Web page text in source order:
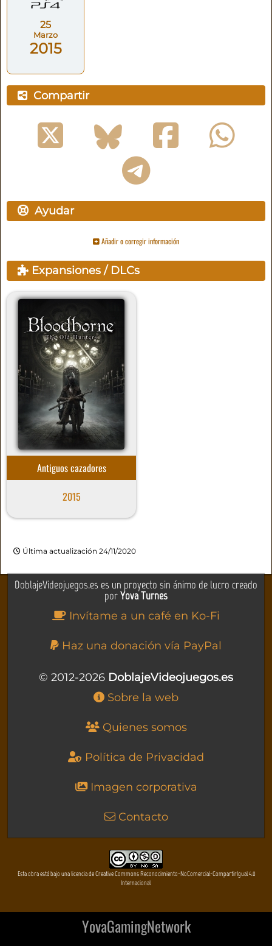
25
Marzo
2015
Compartir
Ayudar
Añadir o corregir información
Expansiones / DLCs
Antiguos cazadores
2015
Última actualización 24/11/2020
DoblajeVideojuegos.es es un proyecto sin ánimo de lucro creado
porYova Turnes
Invítame a un café en Ko-Fi
Haz una donación vía PayPal
© 2012-2026 DoblajeVideojuegos.es
Sobre la web
Quienes somos
Política de Privacidad
Imagen corporativa
Contacto
Esta obra está bajo una licencia de Creative Commons Reconocimiento-NoComercial-CompartirIgual 4.0
Internacional
YovaGamingNetwork